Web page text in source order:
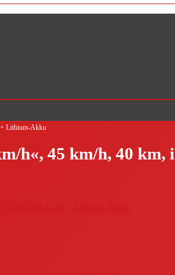
+ Lithium-Akku
h«, 45 km/h, 40